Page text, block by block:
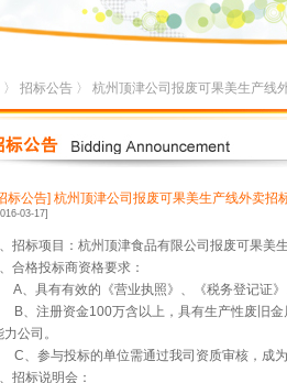
〉 招标公告 〉 杭州顶津公司报废可果美生产线
标公告] 杭州顶津公司报废可果美生产线外卖招
03-17]
招标项目：杭州顶津食品有限公司报废可果美
合格投标商资格要求：
、具有有效的《营业执照》、《税务登记证
、注册资金100万含以上，具有生产性废旧
力公司。
、参与投标的单位需通过我司资质审核，成为
招标说明会：